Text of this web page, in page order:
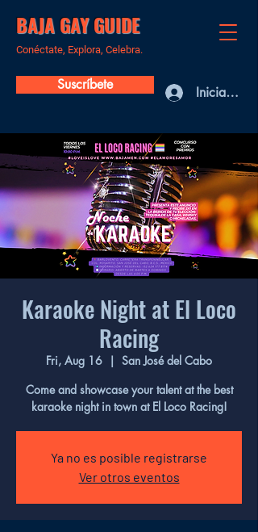
BAJA GAY GUIDE
Conéctate, Explora, Celebra.
Suscríbete Iniciar sesión
Karaoke Night at El Loco
Racing
Fri, Aug 16
  |
San José del Cabo
Come and showcase your talent at the best
karaoke night in town at El Loco Racing!
Ya no es posible registrarse
Ver otros eventos